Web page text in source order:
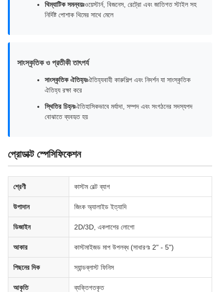
থিম্যাটিক সমন্বয়ঃওয়েস্টার্ন, বিজনেস, রেট্রো এবং জাতিগত স্টাইল সহ
নির্দিষ্ট পোশাক থিমের সাথে মেলে
সাংস্কৃতিক ও প্রতীকী তাৎপর্য
সাংস্কৃতিক ঐতিহ্যঃঐতিহ্যবাহী কারুশিল্প এবং নিদর্শন যা সাংস্কৃতিক
ঐতিহ্য রক্ষা করে
স্থিতির চিহ্নঃঐতিহাসিকভাবে মর্যাদা, সম্পদ এবং সংগঠনের সদস্যপদ
বোঝাতে ব্যবহৃত হয়
প্রোডাক্ট স্পেসিফিকেশন
শ্রেণী কাস্টম বেল্ট ব্যাগ
উপাদান জিংক অ্যালাইড ইত্যাদি
ডিজাইন 2D/3D, একপাশের লোগো
আকার কাস্টমাইজড মাপ উপলব্ধ (সাধারণঃ 2" - 5")
পিছনের দিক স্যান্ডব্লাস্ট ফিনিস
আকৃতি ব্যক্তিগতকৃত